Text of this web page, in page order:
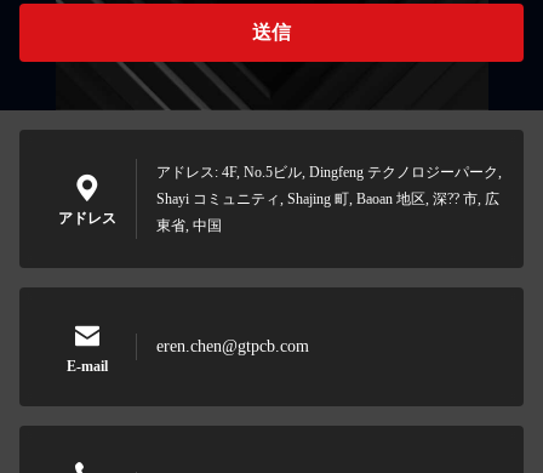
送信
アドレス
アドレス: 4F, No.5ビル, Dingfeng テクノロジーパーク,
Shayi コミュニティ, Shajing 町, Baoan 地区, 深?? 市, 広
東省, 中国
E-mail
eren.chen@gtpcb.com